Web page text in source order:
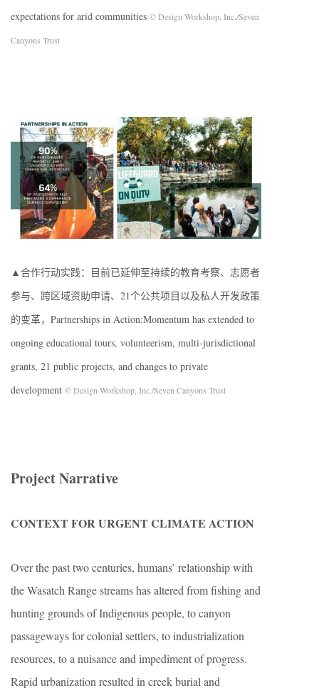
expectations for arid communities © Design Workshop, Inc./Seven
Canyons Trust
▲合作行动实践：目前已延伸至持续的教育考察、志愿者
参与、跨区域资助申请、21个公共项目以及私人开发政策
的变革，Partnerships in Action:Momentum has extended to
ongoing educational tours, volunteerism, multi-jurisdictional
grants, 21 public projects, and changes to private
development © Design Workshop, Inc./Seven Canyons Trust
Project Narrative
CONTEXT FOR URGENT CLIMATE ACTION
Over the past two centuries, humans’ relationship with
the Wasatch Range streams has altered from fishing and
hunting grounds of Indigenous people, to canyon
passageways for colonial settlers, to industrialization
resources, to a nuisance and impediment of progress.
Rapid urbanization resulted in creek burial and